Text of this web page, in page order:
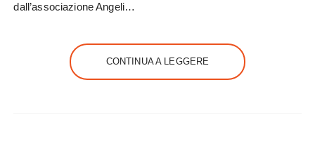
dall’associazione Angeli…
CONTINUA A LEGGERE